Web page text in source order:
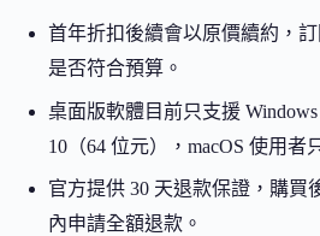
首年折扣後續會以原價續約，
是否符合預算。
桌面版軟體目前只支援 Windows
10（64 位元），macOS 使用者
官方提供 30 天退款保證，購買
內申請全額退款。